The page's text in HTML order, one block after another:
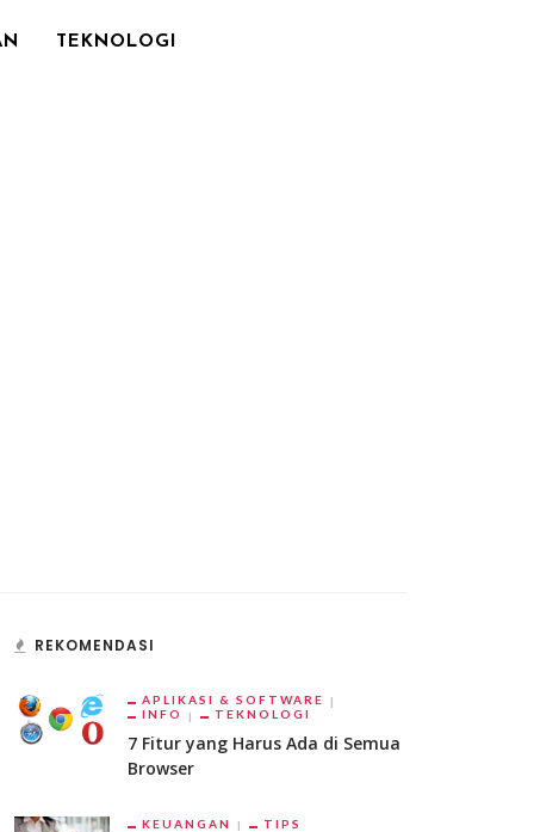
TEKNOLOGI
REKOMENDASI
APLIKASI & SOFTWARE
INFO
TEKNOLOGI
7 Fitur yang Harus Ada di Semua
Browser
KEUANGAN TIPS